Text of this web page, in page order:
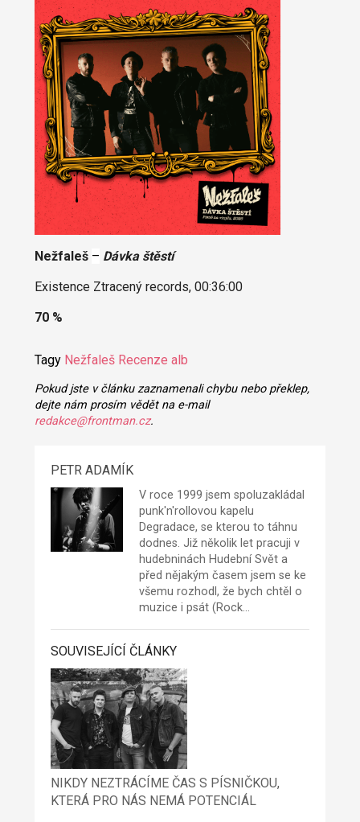
Nežfaleš – Dávka štěstí
Existence Ztracený records, 00:36:00
70 %
Tagy Nežfaleš Recenze alb
Pokud jste v článku zaznamenali chybu nebo překlep,
dejte nám prosím vědět na e-mail
redakce@frontman.cz.
PETR ADAMÍK
V roce 1999 jsem spoluzakládal
punk'n'rollovou kapelu
Degradace, se kterou to táhnu
dodnes. Již několik let pracuji v
hudebninách Hudební Svět a
před nějakým časem jsem se ke
všemu rozhodl, že bych chtěl o
muzice i psát (Rock…
SOUVISEJÍCÍ ČLÁNKY
NIKDY NEZTRÁCÍME ČAS S PÍSNIČKOU,
KTERÁ PRO NÁS NEMÁ POTENCIÁL